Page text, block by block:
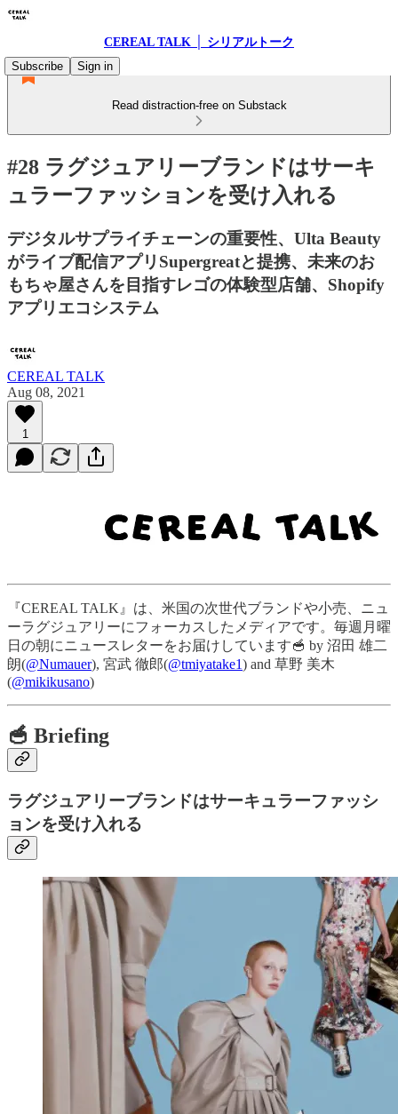
CEREAL TALK │ シリアルトーク
Subscribe
Sign in
Read distraction-free on Substack
#28 ラグジュアリーブランドはサーキ
ュラーファッションを受け入れる
デジタルサプライチェーンの重要性、Ulta Beauty
がライブ配信アプリSupergreatと提携、未来のお
もちゃ屋さんを目指すレゴの体験型店舗、Shopify
アプリエコシステム
CEREAL TALK
Aug 08, 2021
1
『CEREAL TALK』は、米国の次世代ブランドや小売、ニュ
ーラグジュアリーにフォーカスしたメディアです。毎週月曜
日の朝にニュースレターをお届けしています🥣 by 沼田 雄二
朗(@Numauer), 宮武 徹郎(@tmiyatake1) and 草野 美木
(@mikikusano)
🥣 Briefing
ラグジュアリーブランドはサーキュラーファッシ
ョンを受け入れる